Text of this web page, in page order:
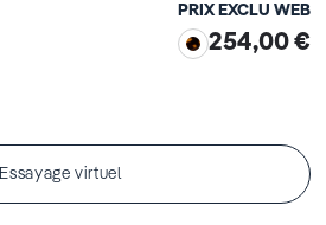
PRIX EXCLU WEB
254,00 €
Essayage virtuel